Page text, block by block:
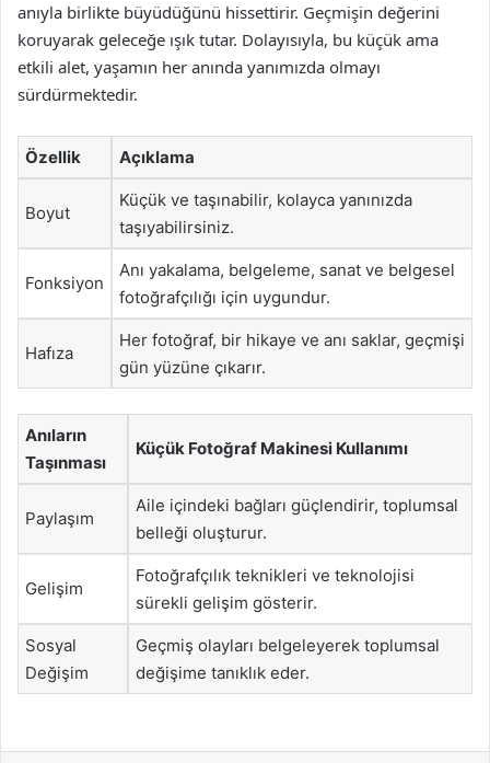
anıyla birlikte büyüdüğünü hissettirir. Geçmişin değerini
koruyarak geleceğe ışık tutar. Dolayısıyla, bu küçük ama
etkili alet, yaşamın her anında yanımızda olmayı
sürdürmektedir.
Özellik Açıklama
Boyut
Küçük ve taşınabilir, kolayca yanınızda
taşıyabilirsiniz.
Fonksiyon
Anı yakalama, belgeleme, sanat ve belgesel
fotoğrafçılığı için uygundur.
Hafıza
Her fotoğraf, bir hikaye ve anı saklar, geçmişi
gün yüzüne çıkarır.
Anıların
Taşınması
Küçük Fotoğraf Makinesi Kullanımı
Paylaşım
Aile içindeki bağları güçlendirir, toplumsal
belleği oluşturur.
Gelişim
Fotoğrafçılık teknikleri ve teknolojisi
sürekli gelişim gösterir.
Sosyal
Değişim
Geçmiş olayları belgeleyerek toplumsal
değişime tanıklık eder.